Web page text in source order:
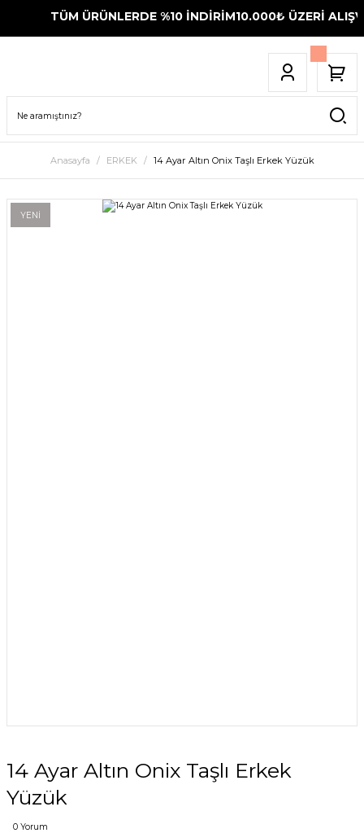
TÜM ÜRÜNLERDE %10 İNDİRİM10.000₺ ÜZERİ
Anasayfa ERKEK 14 Ayar Altın Onix Taşlı Erkek Yüzük
YENİ
14 Ayar Altın Onix Taşlı Erkek
Yüzük
0 Yorum